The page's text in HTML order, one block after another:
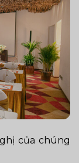
của chúng